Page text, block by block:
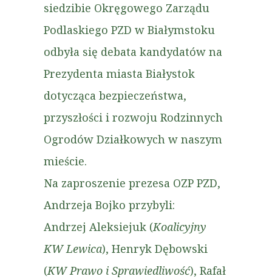
siedzibie Okręgowego Zarządu
Podlaskiego PZD w Białymstoku
odbyła się debata kandydatów na
Prezydenta miasta Białystok
dotycząca bezpieczeństwa,
przyszłości i rozwoju Rodzinnych
Ogrodów Działkowych w naszym
mieście.
Na zaproszenie prezesa OZP PZD,
Andrzeja Bojko przybyli:
Andrzej Aleksiejuk (Koalicyjny
KW Lewica), Henryk Dębowski
(KW Prawo i Sprawiedliwość), Rafał